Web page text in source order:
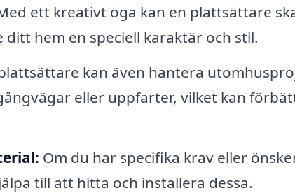
ett kreativt öga kan en plattsättare
ditt hem en speciell karaktär och stil.
kan även hantera
eller uppfarter, vilket kan
Om du har specifika krav eller
till att hitta och installera dessa.